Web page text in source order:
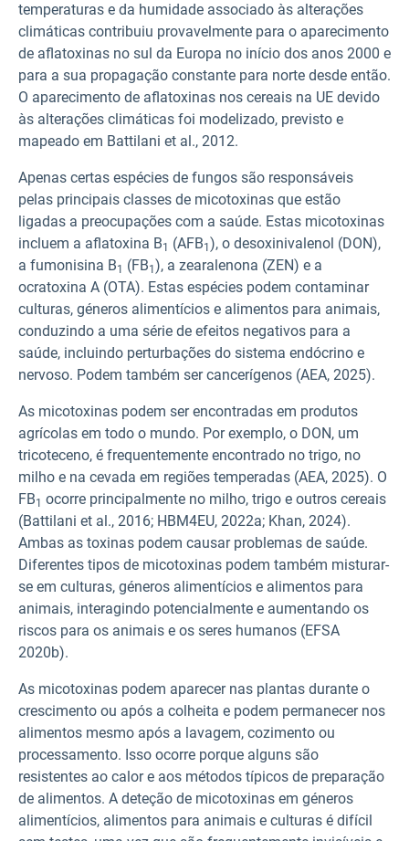
temperaturas e da humidade associado às alterações
climáticas contribuiu provavelmente para o aparecimento
de aflatoxinas no sul da Europa no início dos anos 2000 e
para a sua propagação constante para norte desde então.
O aparecimento de aflatoxinas nos cereais na UE devido
às alterações climáticas foi modelizado, previsto e
mapeado em Battilani et al., 2012.
Apenas certas espécies de fungos são responsáveis
pelas principais classes de micotoxinas que estão
ligadas a preocupações com a saúde. Estas micotoxinas
incluem a aflatoxina B1 (AFB1 ), o desoxinivalenol (DON),
a fumonisina B1 (FB1 ), a zearalenona (ZEN) e a
ocratoxina A (OTA). Estas espécies podem contaminar
culturas, géneros alimentícios e alimentos para animais,
conduzindo a uma série de efeitos negativos para a
saúde, incluindo perturbações do sistema endócrino e
nervoso. Podem também ser cancerígenos (AEA, 2025).
As micotoxinas podem ser encontradas em produtos
agrícolas em todo o mundo. Por exemplo, o DON, um
tricoteceno, é frequentemente encontrado no trigo, no
milho e na cevada em regiões temperadas (AEA, 2025). O
FB1 ocorre principalmente no milho, trigo e outros cereais
(Battilani et al., 2016; HBM4EU, 2022a; Khan, 2024).
Ambas as toxinas podem causar problemas de saúde.
Diferentes tipos de micotoxinas podem também misturar-
se em culturas, géneros alimentícios e alimentos para
animais, interagindo potencialmente e aumentando os
riscos para os animais e os seres humanos (EFSA
2020b).
As micotoxinas podem aparecer nas plantas durante o
crescimento ou após a colheita e podem permanecer nos
alimentos mesmo após a lavagem, cozimento ou
processamento. Isso ocorre porque alguns são
resistentes ao calor e aos métodos típicos de preparação
de alimentos. A deteção de micotoxinas em géneros
alimentícios, alimentos para animais e culturas é difícil